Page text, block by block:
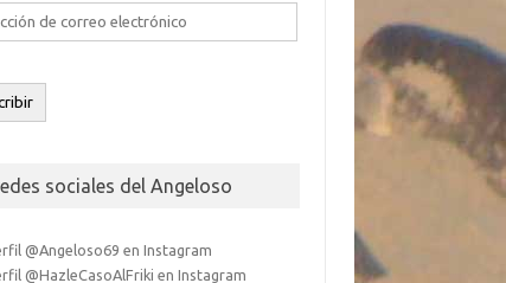
sociales del Angeloso
@Angeloso69 en Instagram
@HazleCasoAlFriki en Instagram